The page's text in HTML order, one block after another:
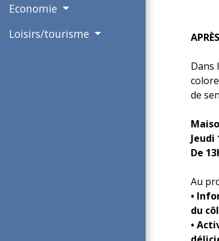
Economie
Loisirs/tourisme
Dans
de
Jeudi
De
Au
•
du
•